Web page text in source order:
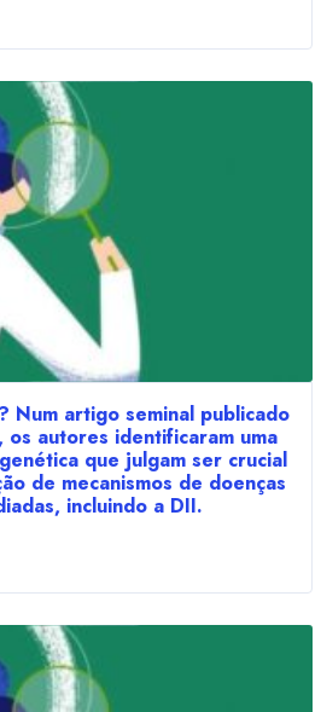
Num artigo seminal publicado
os autores identificaram uma
que julgam ser crucial
de mecanismos de doenças
incluindo a DII.